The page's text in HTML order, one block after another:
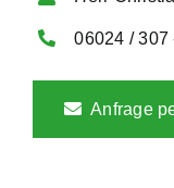
06024 / 307
Anfrage